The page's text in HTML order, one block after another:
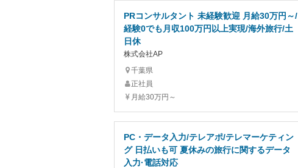
PRコンサルタント 未経験歓迎 月給30万円～/
経験0でも月収100万円以上実現/海外旅行/土
日休
株式会社AP
千葉県
正社員
月給30万円～
PC・データ入力/テレアポ/テレマーケティン
グ 日払いも可 夏休みの旅行に関するデータ
入力·電話対応